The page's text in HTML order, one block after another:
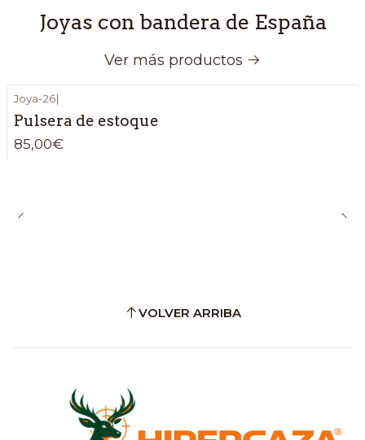
Joyas con bandera de España
Ver más productos
Joya-26|
Pulsera de estoque
85,00€
VOLVER ARRIBA